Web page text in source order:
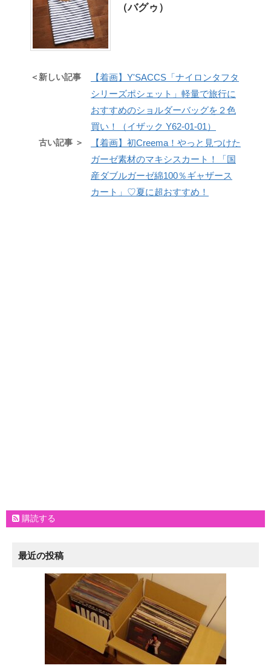
（バグゥ）
＜新しい記事
【着画】Y'SACCS「ナイロンタフタ
シリーズポシェット」軽量で旅行に
おすすめのショルダーバッグを２色
買い！（イザック Y62-01-01）
古い記事 ＞
【着画】初Creema！やっと見つけた
ガーゼ素材のマキシスカート！「国
産ダブルガーゼ綿100％ギャザース
カート」♡夏に超おすすめ！
購読する
最近の投稿